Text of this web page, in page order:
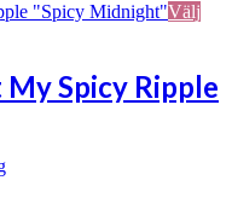
Välj
Spicy Ripple